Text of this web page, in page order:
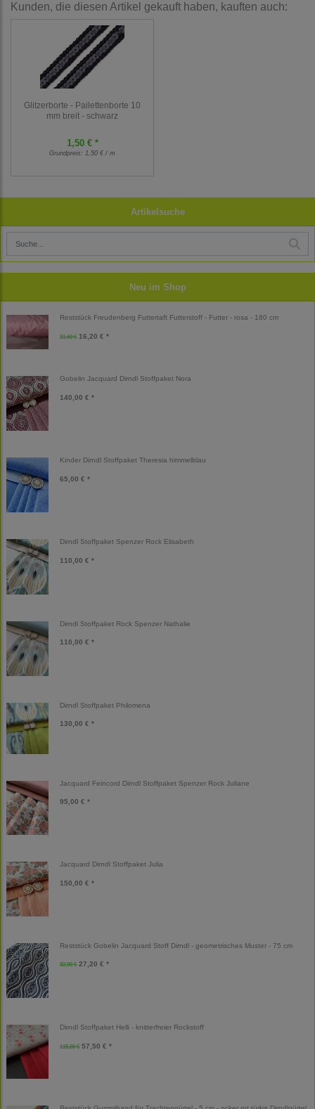
Artikelsuche
Neu im Shop
Reststück Freudenberg Futtertaft Futterstoff - Futter - rosa - 180 cm
21,60 € 16,20 € *
Gobelin Jacquard Dirndl Stoffpaket Nora
140,00 € *
Kinder Dirndl Stoffpaket Theresia himmelblau
65,00 € *
Dirndl Stoffpaket Spenzer Rock Elisabeth
110,00 € *
Dirndl Stoffpaket Rock Spenzer Nathalie
110,00 € *
Dirndl Stoffpaket Philomena
130,00 € *
Jacquard Feincord Dirndl Stoffpaket Spenzer Rock Juliane
95,00 € *
Jacquard Dirndl Stoffpaket Julia
150,00 € *
Reststück Gobelin Jacquard Stoff Dirndl - geometrisches Muster - 75 cm
32,00 € 27,20 € *
Dirndl Stoffpaket Helli - knitterfreier Rockstoff
115,00 € 57,50 € *
Kunden, die diesen Artikel gekauft haben, kauften auch:
Glitzerborte - Pailettenborte 10
mm breit - schwarz
1,50 € *
Grundpreis: 1,50 € / m